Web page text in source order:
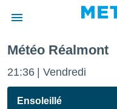
de
Météo Réalmont
21:36 Vendredi
Ensoleillé